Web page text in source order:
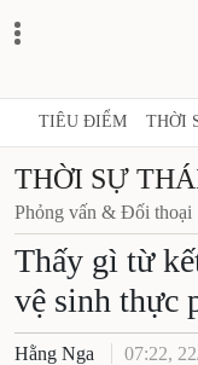
TIÊU ĐIỂM THỜI
THỜI SỰ
Phỏng vấn & Đối thoại
Thấy gì từ
vệ sinh thực
Hằng Nga 07:22,